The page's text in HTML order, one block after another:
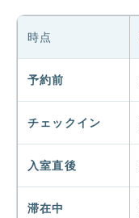
時点
予約前
チェックイン
入室直後
滞在中